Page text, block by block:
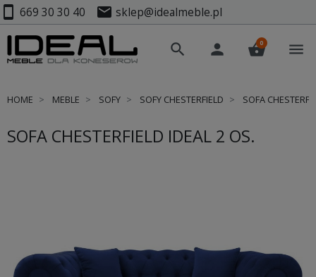
smartphone 669 30 30 40 mail sklep@idealmeble.pl
search person shopping_basket
0 menu
HOME MEBLE SOFY SOFY CHESTERFIELD SOFA
SOFA CHESTERFIELD IDEAL 2 OS.